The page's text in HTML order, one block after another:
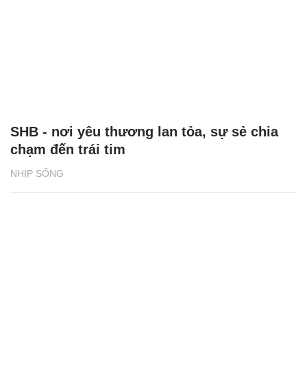
NHỊP SỐNG
SHB - nơi yêu thương lan tỏa, sự sẻ chia
chạm đến trái tim